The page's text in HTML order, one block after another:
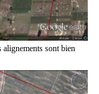
alignements sont bien